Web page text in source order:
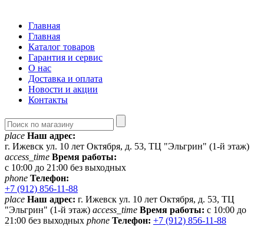
Главная
Главная
Каталог товаров
Гарантия и сервис
О нас
Доставка и оплата
Новости и акции
Контакты
place Наш адрес:
г. Ижевск ул. 10 лет Октября, д. 53, ТЦ "Эльгрин" (1-й этаж)
access_time Время работы:
с 10:00 до 21:00 без выходных
phone Телефон:
+7 (912) 856-11-88
place Наш адрес: г. Ижевск ул. 10 лет Октября, д. 53, ТЦ
"Эльгрин" (1-й этаж) access_time Время работы: с 10:00 до
21:00 без выходных phone Телефон: +7 (912) 856-11-88